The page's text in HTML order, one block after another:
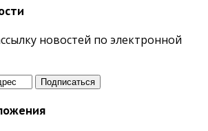
новостей по электронной